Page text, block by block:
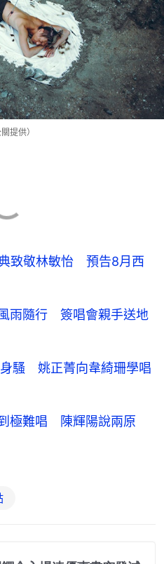
提供）
致敬林敏怡 預告8月西
雨隨行 簽唱會親手送地
騷 姚正菁向韋綺珊學唱
極難唱 陳輝陽說兩原